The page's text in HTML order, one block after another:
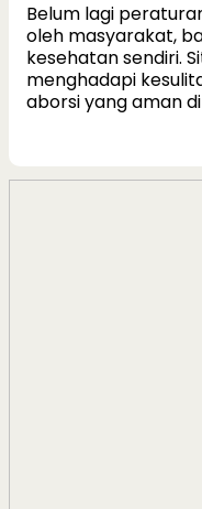
Belum lagi
oleh masyarakat,
kesehatan sendiri.
menghadapi
aborsi yang aman